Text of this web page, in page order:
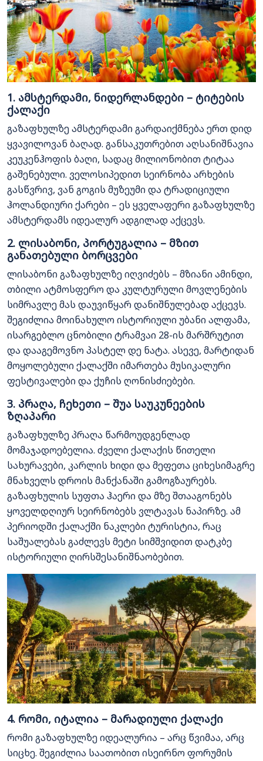
1. ამსტერდამი, ნიდერლანდები – ტიტების
ქალაქი
გაზაფხულზე ამსტერდამი გარდაიქმნება ერთ დიდ
ყვავილოვან ბაღად. განსაკუთრებით აღსანიშნავია
კეუკენჰოფის ბაღი, სადაც მილიონობით ტიტაა
გაშენებული. ველოსიპედით სეირნობა არხების
გასწვრივ, ვან გოგის მუზეუმი და ტრადიციული
ჰოლანდიური ქარები – ეს ყველაფერი გაზაფხულზე
ამსტერდამს იდეალურ ადგილად აქცევს.
2. ლისაბონი, პორტუგალია – მზით
განათებული ბორცვები
ლისაბონი გაზაფხულზე იღვიძებს – მზიანი ამინდი,
თბილი ატმოსფერო და კულტურული მოვლენების
სიმრავლე მას დაუვიწყარ დანიშნულებად აქცევს.
შეგიძლია მოინახულო ისტორიული უბანი ალფამა,
ისარგებლო ცნობილი ტრამვაი 28-ის მარშრუტით
და დააგემოვნო პასტელ დე ნატა. ასევე, მარტიდან
მოყოლებული ქალაქში იმართება მუსიკალური
ფესტივალები და ქუჩის ღონისძიებები.
3. პრაღა, ჩეხეთი – შუა საუკუნეების
ზღაპარი
გაზაფხულზე პრაღა წარმოუდგენლად
მომაჯადოებელია. ძველი ქალაქის წითელი
სახურავები, კარლის ხიდი და მეფეთა ციხესიმაგრე
მნახველს დროის მანქანაში გამოგზაურებს.
გაზაფხულის სუფთა ჰაერი და მზე შთააგონებს
ყოველდღიურ სეირნობებს ვლტავას ნაპირზე. ამ
პერიოდში ქალაქში ნაკლები ტურისტია, რაც
საშუალებას გაძლევს მეტი სიმშვიდით დატკბე
ისტორიული ღირსშესანიშნაობებით.
4. რომი, იტალია – მარადიული ქალაქი
რომი გაზაფხულზე იდეალურია – არც წვიმაა, არც
სიცხე. შეგიძლია საათობით ისეირნო ფორუმის